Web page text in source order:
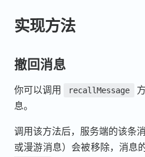
实现方法
撤回消息
你可以调用 recallMessage
息。
调用该方法后，服务端的该条
或漫游消息）会被移除，消息